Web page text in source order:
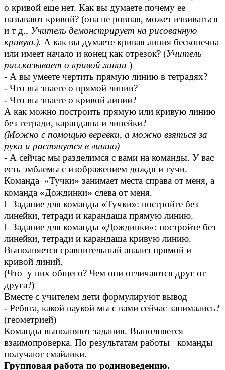
о кривой еще нет. Как вы думаете почему ее
называют кривой? (она не ровная, может извиваться
и т д., Учитель демонстрирует на рисованную
кривую.). А как вы думаете кривая линия бесконечна
или имеет начало и конец как отрезок? (Учитель
рассказывает о кривой линии )
- А вы умеете чертить прямую линию в тетрадях?
- Что вы знаете о прямой линии?
- Что вы знаете о кривой линии?
А как можно построить прямую или кривую линию
без тетради, карандаша и линейки?
(Можно с помощью веревки, а можно взяться за
руки и растянутся в линию)
- А сейчас мы разделимся с вами на команды. У вас
есть эмблемы с изображением дождя и тучи.
Команда «Тучки» занимает места справа от меня, а
команда «Дождинки» слева от меня.
I Задание для команды «Тучки»: постройте без
линейки, тетради и карандаша прямую линию.
I Задание для команды «Дождинки»: постройте без
линейки, тетради и карандаша кривую линию.
Выполняется сравнительный анализ прямой и
кривой линий.
(Что у них общего? Чем они отличаются друг от
друга?)
Вместе с учителем дети формулируют вывод
- Ребята, какой наукой мы с вами сейчас занимались?
(геометрией)
Команды выполняют задания. Выполняется
взаимопроверка. По результатам работы команды
получают смайлики.
Групповая работа по родиноведению.